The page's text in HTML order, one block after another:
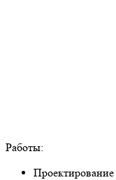
Работы:
Проектирование